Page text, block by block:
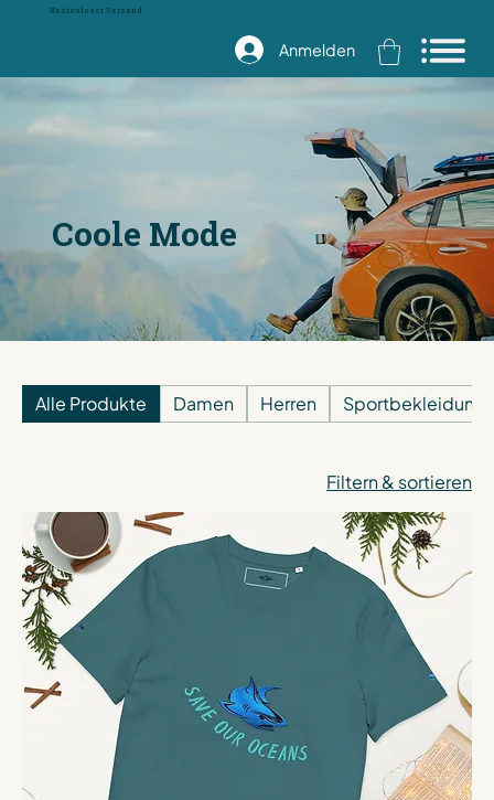
Kostenloser Versand
Anmelden
Coole Mode
Alle Produkte Damen Herren Sportbekleidung
Filtern & sortieren